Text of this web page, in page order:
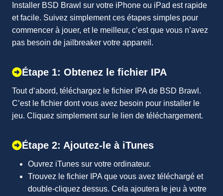
Installer BSD Brawl sur votre iPhone ou iPad est rapide
et facile. Suivez simplement ces étapes simples pour
commencer à jouer, et le meilleur, c’est que vous n’avez
pas besoin de jailbreaker votre appareil.
Étape 1: Obtenez le fichier IPA
Tout d’abord, téléchargez le fichier IPA de BSD Brawl.
C’est le fichier dont vous avez besoin pour installer le
jeu. Cliquez simplement sur le lien de téléchargement.
Étape 2: Ajoutez-le à iTunes
Ouvrez iTunes sur votre ordinateur.
Trouvez le fichier IPA que vous avez téléchargé et
double-cliquez dessus. Cela ajoutera le jeu à votre